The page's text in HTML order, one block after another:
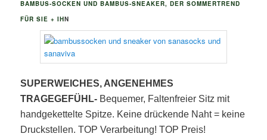
BAMBUS-SOCKEN UND BAMBUS-SNEAKER, DER SOMMERTREND
FÜR SIE + IHN
SUPERWEICHES, ANGENEHMES
TRAGEGEFÜHL- Bequemer, Faltenfreier Sitz mit
handgekettelte Spitze. Keine drückende Naht = keine
Druckstellen. TOP Verarbeitung!TOP Preis!